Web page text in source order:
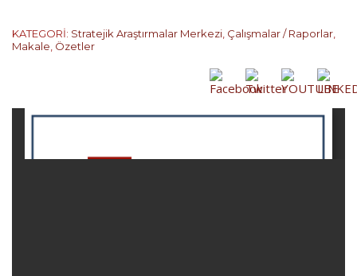
KATEGORİ: Stratejik Araştırmalar Merkezi, Çalışmalar / Raporlar,
Makale, Özetler